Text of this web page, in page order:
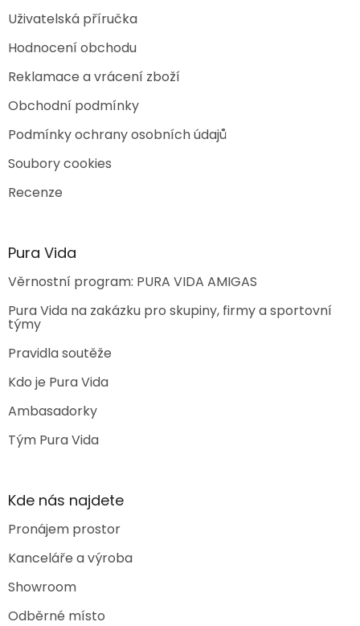
Uživatelská příručka
Hodnocení obchodu
Reklamace a vrácení zboží
Obchodní podmínky
Podmínky ochrany osobních údajů
Soubory cookies
Recenze
Pura Vida
Věrnostní program: PURA VIDA AMIGAS
Pura Vida na zakázku pro skupiny, firmy a sportovní
týmy
Pravidla soutěže
Kdo je Pura Vida
Ambasadorky
Tým Pura Vida
Kde nás najdete
Pronájem prostor
Kanceláře a výroba
Showroom
Odběrné místo